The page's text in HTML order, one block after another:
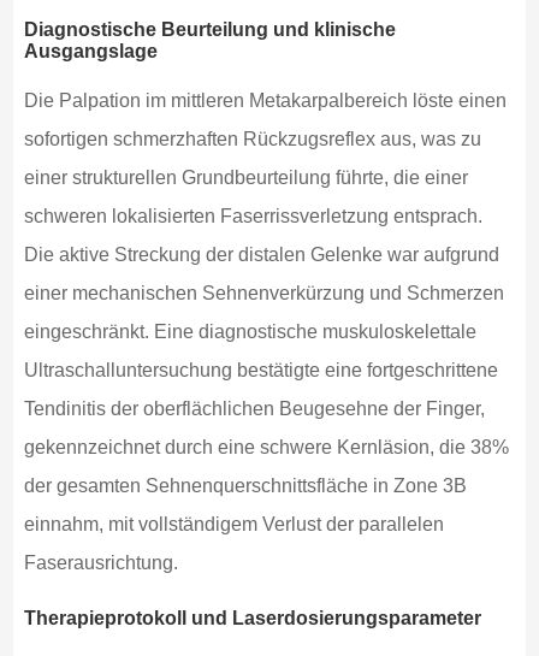
Diagnostische Beurteilung und klinische
Ausgangslage
Die Palpation im mittleren Metakarpalbereich löste einen
sofortigen schmerzhaften Rückzugsreflex aus, was zu
einer strukturellen Grundbeurteilung führte, die einer
schweren lokalisierten Faserrissverletzung entsprach.
Die aktive Streckung der distalen Gelenke war aufgrund
einer mechanischen Sehnenverkürzung und Schmerzen
eingeschränkt. Eine diagnostische muskuloskelettale
Ultraschalluntersuchung bestätigte eine fortgeschrittene
Tendinitis der oberflächlichen Beugesehne der Finger,
gekennzeichnet durch eine schwere Kernläsion, die 38%
der gesamten Sehnenquerschnittsfläche in Zone 3B
einnahm, mit vollständigem Verlust der parallelen
Faserausrichtung.
Therapieprotokoll und Laserdosierungsparameter